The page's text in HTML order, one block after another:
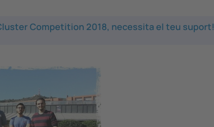
Competition 2018, necessita el teu suport!